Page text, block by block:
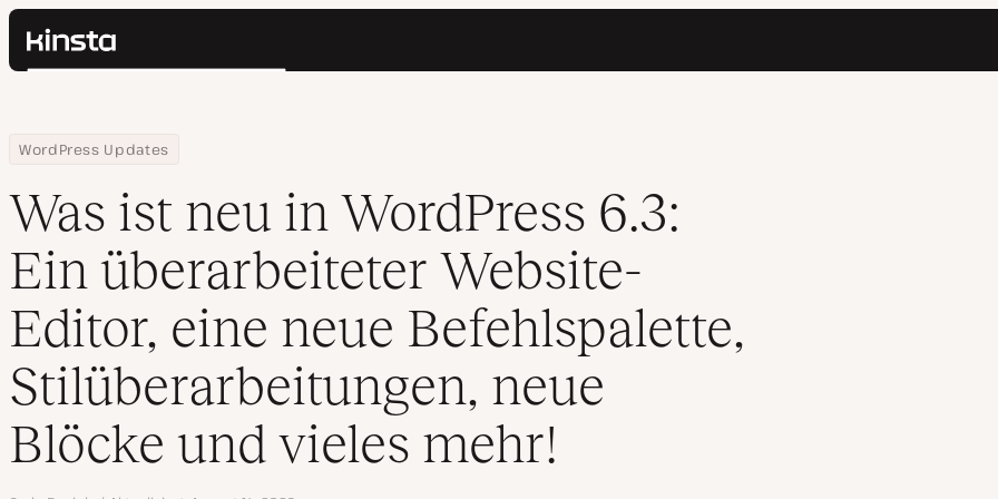
Kinsta®
Preise
Kontakt
Suchen
Home
Ressourcen Center
WordPress Updates
Was ist neu in WordPress 6.3: Ein überarbeiteter Website-Editor, eine neue Befehlspalette, Stilüberarbeitungen, neue Blöcke und
Was ist neu in WordPress 6.3:
Ein überarbeiteter Website-
Editor, eine neue Befehlspalette,
Stilüberarbeitungen, neue
Blöcke und vieles mehr!